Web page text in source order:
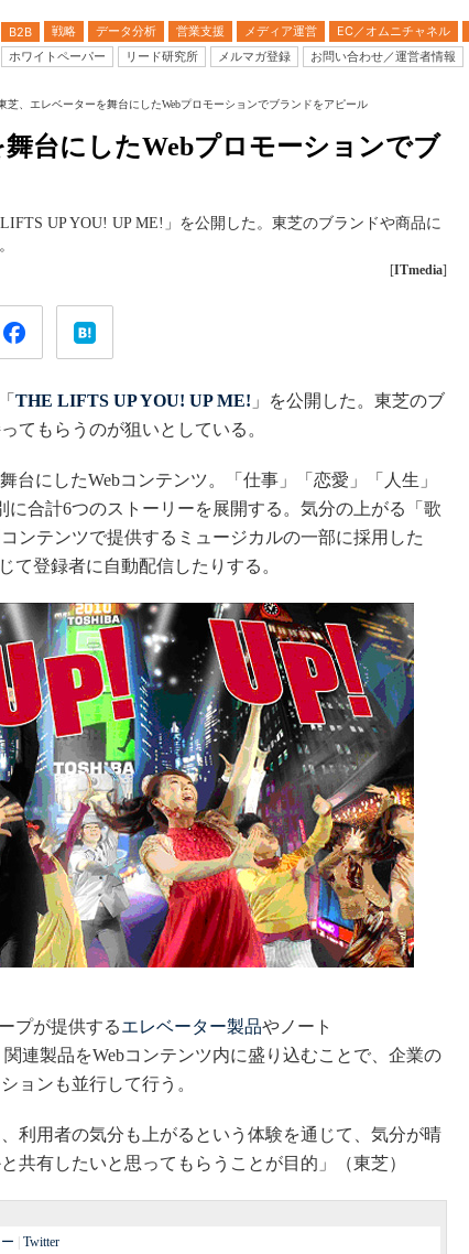
B2B 戦略 データ分析 営業支援 メディア運営 EC／オムニチャネル
ホワイトペーパー
リード研究所 メルマガ登録 お問い合わせ／運営者情報
芝、エレベーターを舞台にしたWebプロモーションでブランドをアピール
台にしたWebプロモーションでブ
UP YOU! UP ME!」を公開した。東芝のブランドや商品に
[ITmedia]
THE LIFTS UP YOU! UP ME! 」を公開した。東芝のブ
てもらうのが狙いとしている。
にしたWebコンテンツ。「仕事」「恋愛」「人生」
に合計6つのストーリーを展開する。気分の上がる「歌
ンテンツで提供するミュージカルの一部に採用した
て登録者に自動配信したりする。
プが提供するエレベーター製品やノート
関連製品をWebコンテンツ内に盛り込むことで、企業の
ョンも並行して行う。
利用者の気分も上がるという体験を通じて、気分が晴
共有したいと思ってもらうことが目的」（東芝）
Twitter